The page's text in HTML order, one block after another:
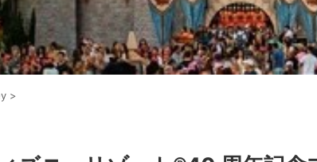
>